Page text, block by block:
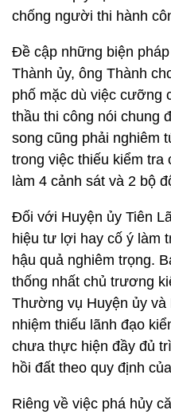
chống người thi hành
Đề cập những biện
Thành ủy, ông Thành
phố mặc dù việc cưỡng
thầu thi công nói chung
song cũng phải nghiêm
trong việc thiếu kiểm tra
làm 4 cảnh sát và 2 bộ
Đối với Huyện ủy Tiên
hiệu tư lợi hay cố ý làm
hậu quả nghiêm trọng.
thống nhất chủ trương
Thường vụ Huyện ủy
nhiệm thiếu lãnh đạo
chưa thực hiện đầy đủ
hồi đất theo quy định
Riêng về việc phá hủy